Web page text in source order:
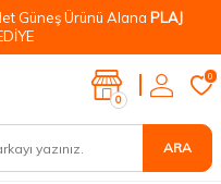
Güneş Ürünü Alana PLAJ
ARA
0
0